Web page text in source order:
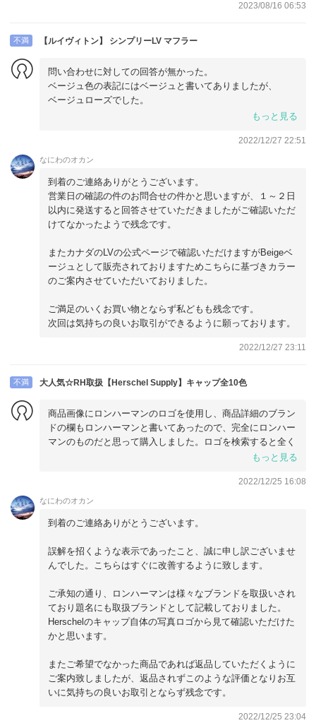
2023/08/16 06:53
不満 【ルイヴィトン】 シンプリーLV マフラー
問い合わせに対しての回答が無かった。
ベージュ色の表記にはベージュと書いてありましたが、
ベージュローズでした。
全体的に対応が雑な感じが凄く、ガッカリしました。もっと見る
2022/12/27 22:51
なにわのオカン
到着のご連絡ありがとうございます。
営業日の確認の件のお問合せの件かと思いますが、１～２日
以内に発送すると回答させていただきましたがご確認いただ
けてなかったようで残念です。
またカナダのLVの公式ページで確認いただけますがBeigeベ
ージュとして販売されておりますためこちらに基づきカラー
のご案内させていただいておりました。
ご満足のいくお買い物とならず私どもも残念です。
次回は気持ちの良いお取引ができるように願っております。
2022/12/27 23:11
不満 大人気☆RH取扱【Herschel Supply】キャップ全10色
商品画像にロンハーマンのロゴを使用し、商品詳細のブラン
ドの欄もロンハーマンと書いてあったので、完全にロンハー
マンのものだと思って購入しました。ロゴを検索すると全く
別のブランドで、こちらのショップに問い合わせるとロンハ
た。ロンハーマンではないと。であればロンハーマンのロゴ
ではなく、そのブランドのロゴを商品写真や詳細に載せるべ
だとは思いますがとても悪質なショップです。
もっと見る
2022/12/25 16:08
なにわのオカン
到着のご連絡ありがとうございます。
誤解を招くような表示であったこと、誠に申し訳ございませ
んでした。こちらはすぐに改善するように致します。
ご承知の通り、ロンハーマンは様々なブランドを取扱いされ
ており題名にも取扱ブランドとして記載しておりました。
Herschelのキャップ自体の写真ロゴから見て確認いただけた
かと思います。
またご希望でなかった商品であれば返品していただくように
ご案内致しましたが、返品されずこのような評価となりお互
いに気持ちの良いお取引とならず残念です。
2022/12/25 23:04